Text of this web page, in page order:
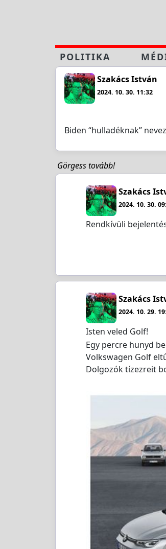
POLITIKA
Szakács István
2024. 10. 30. 11:32
Biden “hulladéknak”
Görgess tovább!
Szakács
2024. 10. 30.
Rendkívüli
Szakács
2024. 10. 29.
Isten veled Golf!
Egy percre hunyd
Volkswagen Golf
Dolgozók tízezreit